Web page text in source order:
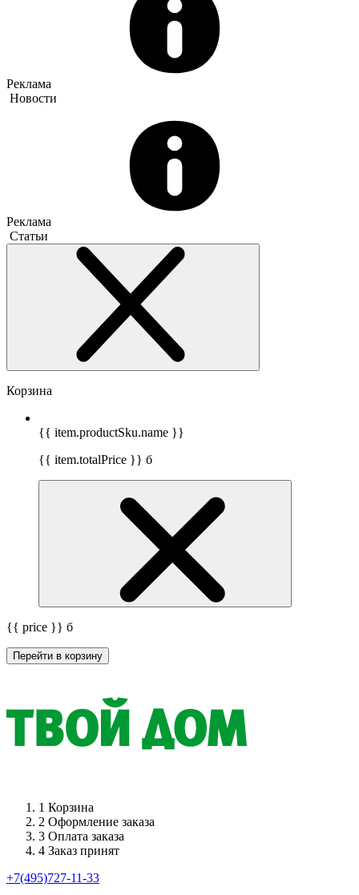
Реклама
Новости
Реклама
Статьи
Корзина
{{ item.productSku.name }}
{{ item.totalPrice }} б
{{ price }} б
Перейти в корзину
1 Корзина
2 Оформление заказа
3 Оплата заказа
4 Заказ принят
+7(495)727-11-33